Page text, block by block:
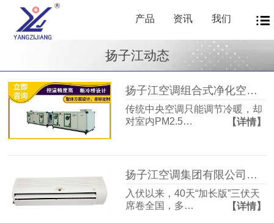
产品 资讯 我们
扬子江动态
扬子江空调组合式净化空调箱风机盘管中央新风系统——让每一次呼吸都成为健康投资
传统中央空调只能调节冷暖，却
对室内PM2.5…
【详情】
扬子江空调集团有限公司商用暖通源头厂家，40年匠心护航从容度伏
入伏以来，40天“加长版”三伏天
席卷全国，多…
【详情】